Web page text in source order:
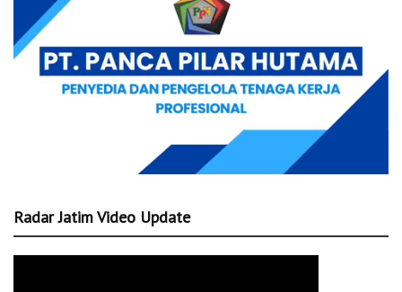
Radar Jatim Video Update